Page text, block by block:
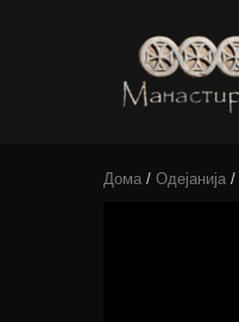
Дома / Одејанија /